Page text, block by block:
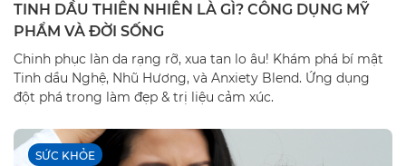
TINH DẦU THIÊN NHIÊN LÀ GÌ? CÔNG DỤNG MỸ
PHẨM VÀ ĐỜI SỐNG
Chinh phục làn da rạng rỡ, xua tan lo âu! Khám phá bí mật
Tinh dầu Nghệ, Nhũ Hương, và Anxiety Blend. Ứng dụng
đột phá trong làm đẹp & trị liệu cảm xúc.
SỨC KHỎE